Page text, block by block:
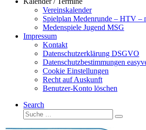
Vereinskalender
Spielplan Medenrunde – HTV –
Medenspiele Jugend MSG
Impressum
Kontakt
Datenschutzerklärung DSGVO
Datenschutzbestimmungen
Cookie Einstellungen
Recht auf Auskunft
Benutzer-Konto löschen
Search
Suche
Suche